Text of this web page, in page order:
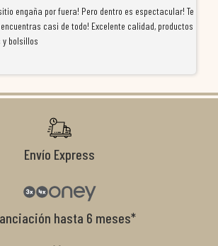
engaña por fuera! Pero dentro es espectacular! Te
casi de todo! Excelente calidad, productos
bolsillos
Envío Express
hasta 6 meses*